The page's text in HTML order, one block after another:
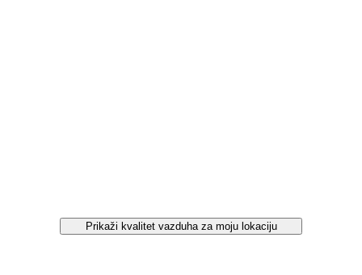
Prikaži kvalitet vazduha za moju lokaciju